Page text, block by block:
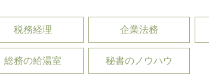
税務経理 企業法務
総務の給湯室 秘書のノウハウ